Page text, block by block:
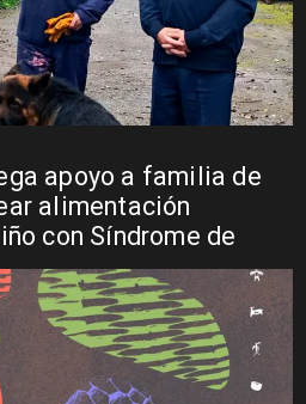
apoyo a familia de
alimentación
con Síndrome de